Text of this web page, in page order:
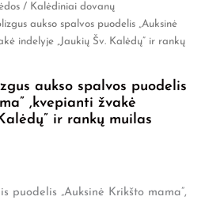
/ Kalėdiniai dovanų
aukso spalvos puodelis „Auksinė
indelyje „Jaukių Šv. Kalėdų” ir rankų
aukso spalvos puodelis
,kvepianti žvakė
ir rankų muilas
puodelis „Auksinė Krikšto mama”,